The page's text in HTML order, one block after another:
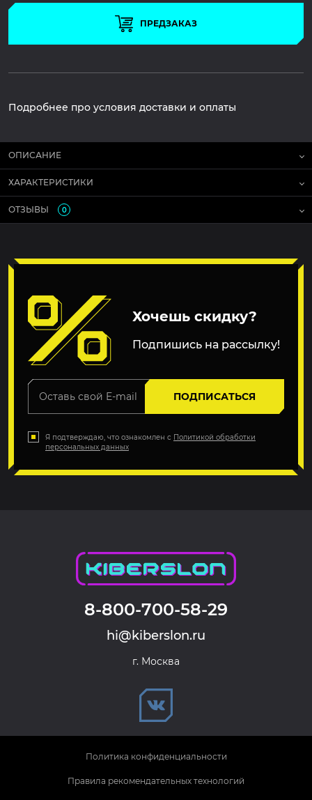
ПРЕДЗАКАЗ
Подробнее про условия доставки и оплаты
ОПИСАНИЕ
ХАРАКТЕРИСТИКИ
ОТЗЫВЫ 0
Хочешь скидку?
Подпишись на рассылку!
ПОДПИСАТЬСЯ
Я подтверждаю, что ознакомлен с Политикой обработки
персональных данных
8-800-700-58-29
hi@kiberslon.ru
г. Москва
Политика конфиденциальности
Правила рекомендательных технологий